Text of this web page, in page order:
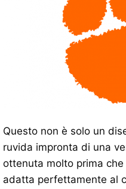
Questo non è solo un
ruvida impronta di una
ottenuta molto prima che
adatta perfettamente al